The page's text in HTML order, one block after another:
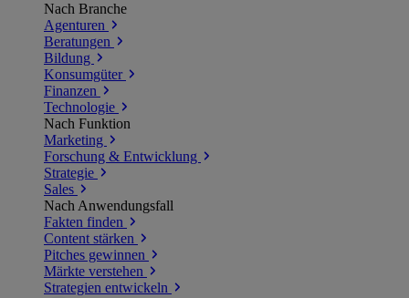
Nach Branche
Agenturen
Beratungen
Bildung
Konsumgüter
Finanzen
Technologie
Nach Funktion
Marketing
Forschung & Entwicklung
Strategie
Sales
Nach Anwendungsfall
Fakten finden
Content stärken
Pitches gewinnen
Märkte verstehen
Strategien entwickeln